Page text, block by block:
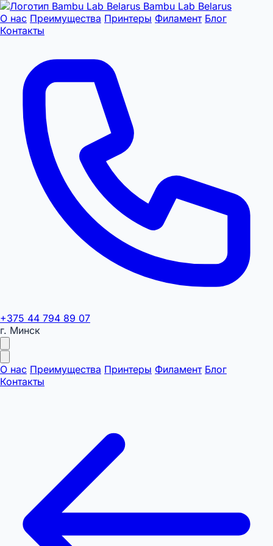
Bambu Lab Belarus
О нас Преимущества Принтеры Филамент Блог
Контакты
+375 44 794 89 07
г. Минск
О нас Преимущества Принтеры Филамент Блог
Контакты